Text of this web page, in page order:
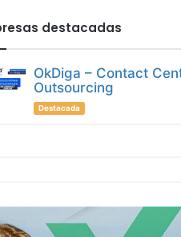
destacadas
OkDiga – Contact
Outsourcing
Destacada